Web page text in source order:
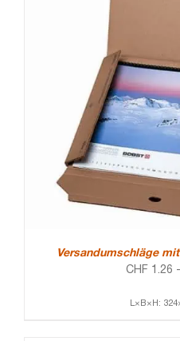
Versandumschläge
CHF 1.26 -
L×B×H: